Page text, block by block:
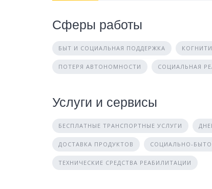
Сферы работы
БЫТ И СОЦИАЛЬНАЯ ПОДДЕРЖКА
ПОТЕРЯ АВТОНОМНОСТИ СОЦИАЛЬНАЯ
Услуги и сервисы
БЕСПЛАТНЫЕ ТРАНСПОРТНЫЕ УСЛУГИ
ДОСТАВКА ПРОДУКТОВ СОЦИАЛЬНО-
ТЕХНИЧЕСКИЕ СРЕДСТВА РЕАБИЛИТАЦИИ